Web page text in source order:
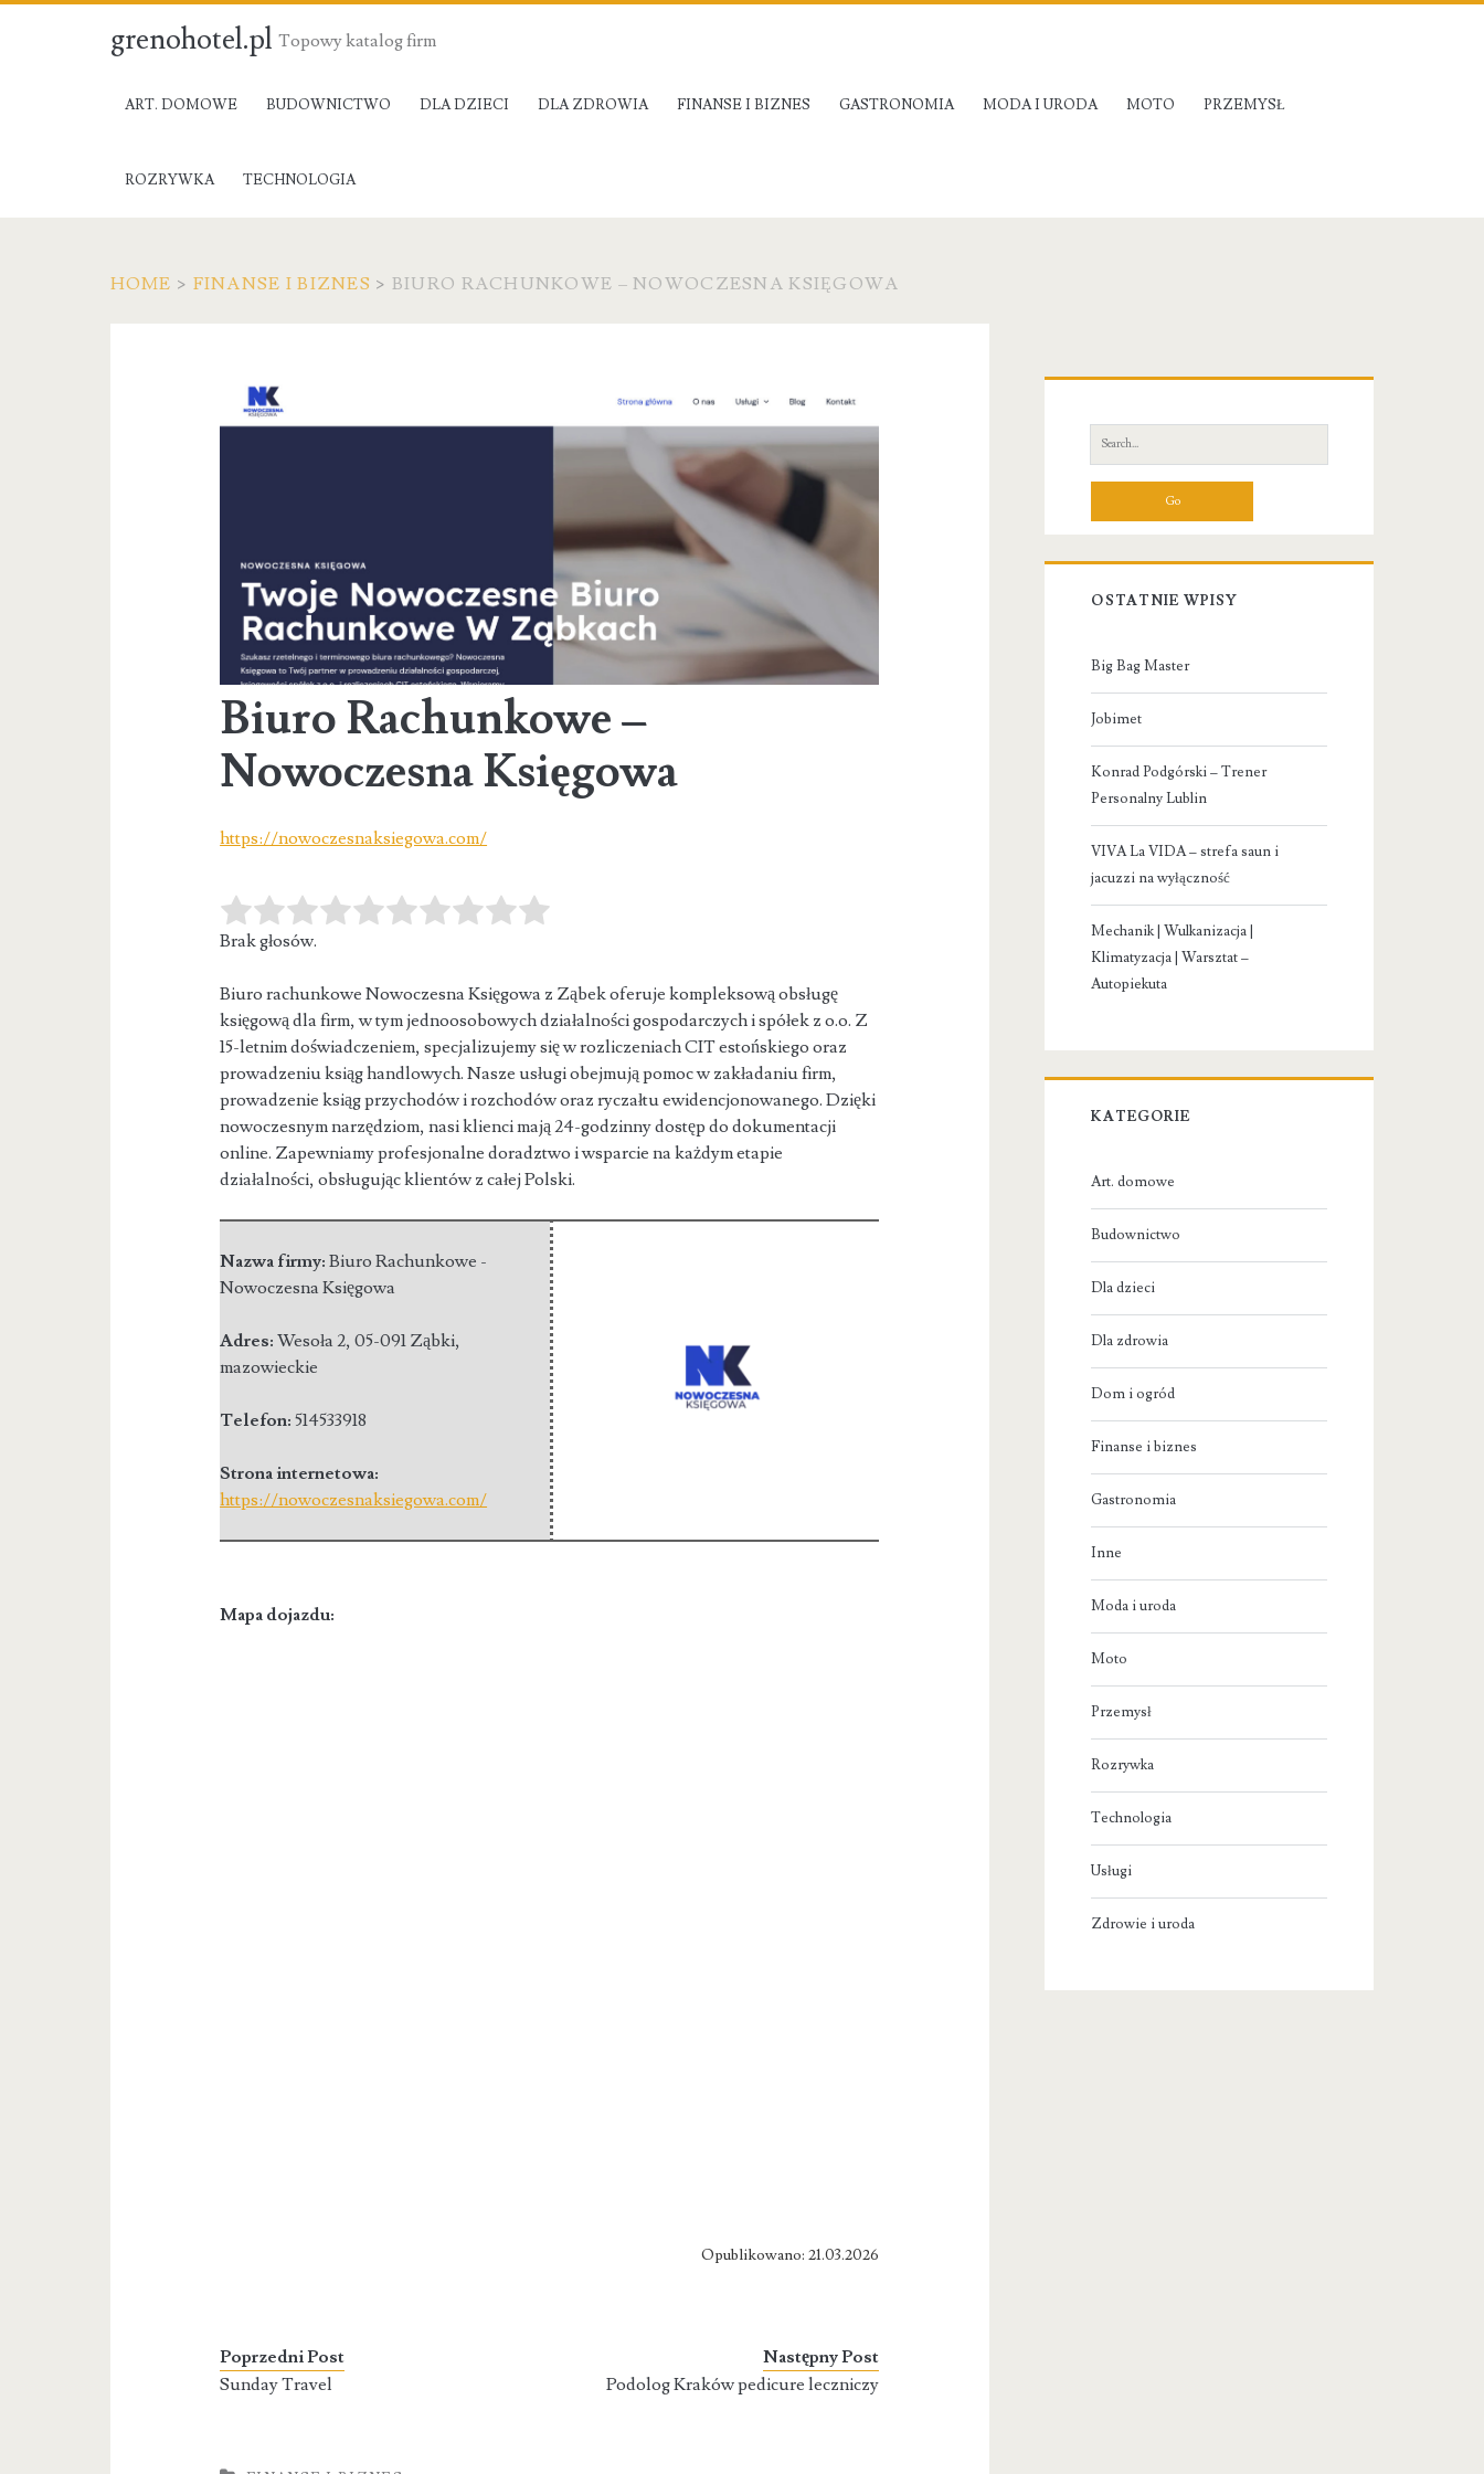
grenohotel.pl Topowy katalog firm
ART. DOMOWE BUDOWNICTWO DLA DZIECI DLA ZDROWIA FINANSE I BIZNES GASTRONOMIA MODA I URODA MOTO PRZEMYSŁ
ROZRYWKA TECHNOLOGIA
HOME > FINANSE I BIZNES > BIURO RACHUNKOWE – NOWOCZESNA KSIĘGOWA
Biuro Rachunkowe –
Nowoczesna Księgowa
https://nowoczesnaksiegowa.com/
Brak głosów.
Biuro rachunkowe Nowoczesna Księgowa z Ząbek oferuje kompleksową obsługę
księgową dla firm, w tym jednoosobowych działalności gospodarczych i spółek z o.o. Z
15-letnim doświadczeniem, specjalizujemy się w rozliczeniach CIT estońskiego oraz
prowadzeniu ksiąg handlowych. Nasze usługi obejmują pomoc w zakładaniu firm,
prowadzenie ksiąg przychodów i rozchodów oraz ryczałtu ewidencjonowanego. Dzięki
nowoczesnym narzędziom, nasi klienci mają 24-godzinny dostęp do dokumentacji
online. Zapewniamy profesjonalne doradztwo i wsparcie na każdym etapie
działalności, obsługując klientów z całej Polski.
Nazwa firmy:Biuro Rachunkowe -
Nowoczesna Księgowa
Adres:Wesoła 2,05-091 Ząbki,
mazowieckie
Telefon:514533918
Strona internetowa:
https://nowoczesnaksiegowa.com/
Mapa dojazdu:
Opublikowano: 21.03.2026
Poprzedni Post
Sunday Travel
Następny Post
Podolog Kraków pedicure leczniczy
Sidebar
Search
for:
OSTATNIE WPISY
Big Bag Master
Jobimet
Konrad Podgórski – Trener
Personalny Lublin
VIVA La VIDA – strefa saun i
jacuzzi na wyłączność
Mechanik | Wulkanizacja |
Klimatyzacja | Warsztat –
Autopiekuta
KATEGORIE
Art. domowe
Budownictwo
Dla dzieci
Dla zdrowia
Dom i ogród
Finanse i biznes
Gastronomia
Inne
Moda i uroda
Moto
Przemysł
Rozrywka
Technologia
Usługi
Zdrowie i uroda